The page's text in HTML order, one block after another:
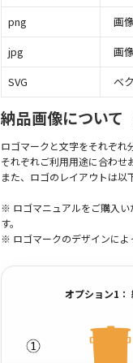
png
画
jpg
画
SVG
ベ
納品画像について
ロゴマークと文字をそれぞれ
それぞれご利用用途に合わせ
また、ロゴのレイアウトは以
※ ロゴマニュアルをご購入い
す。
※ ロゴマークのデザインによ
オプション1：